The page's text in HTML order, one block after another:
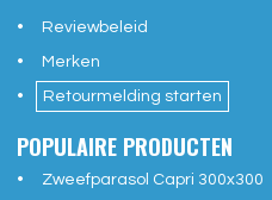
Reviewbeleid
Merken
Retourmelding starten
POPULAIRE PRODUCTEN
Zweefparasol Capri 300x300